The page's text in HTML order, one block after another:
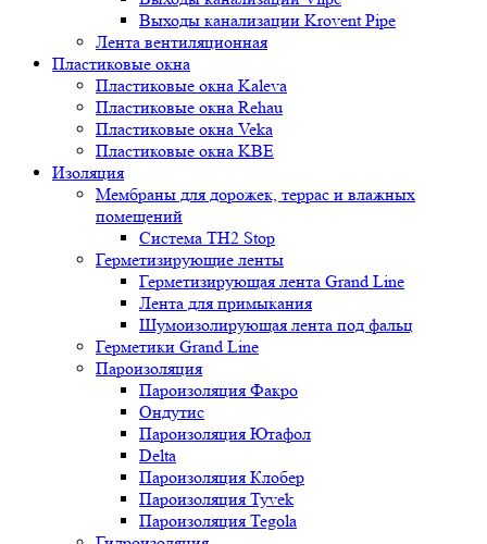
Выходы канализации Krovent Pipe
Лента вентиляционная
Пластиковые окна
Пластиковые окна Kaleva
Пластиковые окна Rehau
Пластиковые окна Veka
Пластиковые окна KBE
Изоляция
Мембраны для дорожек, террас и влажных
помещений
Система TH2 Stop
Герметизирующие ленты
Герметизирующая лента Grand Line
Лента для примыкания
Шумоизолирующая лента под фальц
Герметики Grand Line
Пароизоляция
Пароизоляция Факро
Ондутис
Пароизоляция Ютафол
Delta
Пароизоляция Клобер
Пароизоляция Tyvek
Пароизоляция Tegola